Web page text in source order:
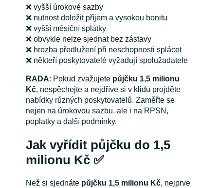
❌ vyšší úrokové sazby
❌ nutnost doložit příjem a vysokou bonitu
❌ vyšší měsíční splátky
❌ obvykle nelze sjednat bez zástavy
❌ hrozba předlužení při neschopnosti splácet
❌ někteří poskytovatelé vyžadují spolužadatele
RADA: Pokud zvažujete půjčku 1,5 milionu
Kč, nespěchejte a nejdříve si v klidu projděte
nabídky různých poskytovatelů. Zaměřte se
nejen na úrokovou sazbu, ale i na RPSN,
poplatky a další podmínky.
Jak vyřídit půjčku do 1,5
milionu Kč ✅
Než si sjednáte půjčku 1,5 milionu Kč, nejprve